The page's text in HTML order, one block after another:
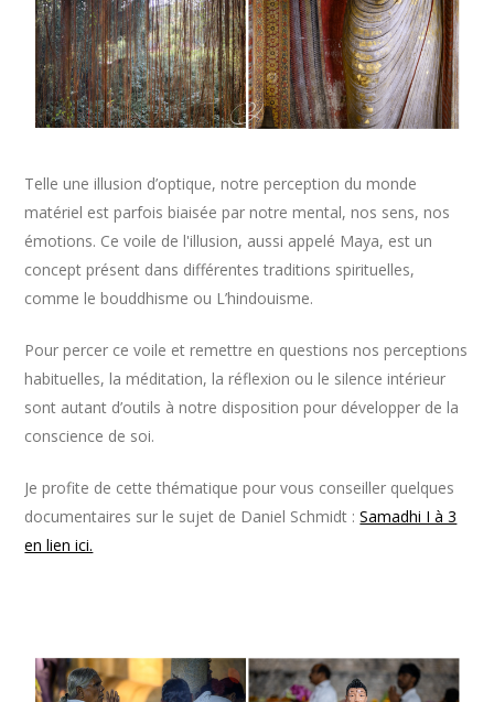
Telle une illusion d’optique, notre perception du monde
matériel est parfois biaisée par notre mental, nos sens, nos
émotions. Ce voile de l'illusion, aussi appelé Maya, est un
concept présent dans différentes traditions spirituelles,
comme le bouddhisme ou L’hindouisme.
Pour percer ce voile et remettre en questions nos perceptions
habituelles, la méditation, la réflexion ou le silence intérieur
sont autant d’outils à notre disposition pour développer de la
conscience de soi.
Je profite de cette thématique pour vous conseiller quelques
documentaires sur le sujet de Daniel Schmidt :Samadhi I à 3
en lien ici.